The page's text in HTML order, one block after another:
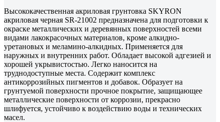
Высококачественная акриловая грунтовка SKYRON
акриловая черная SR-21002 предназначена для подготовки к
окраске металлических и деревянных поверхностей всеми
видами лакокрасочных материалов, кроме алкидно-
уретановых и меламино-алкидных. Применяется для
наружных и внутренних работ. Обладает высокой адгезией и
хорошей укрывистостью. Легко наносится на
труднодоступные места. Содержит комплекс
антикоррозийных пигментов и добавок. Образует на
грунтуемой поверхности прочное покрытие, защищающее
металлические поверхности от коррозии, прекрасно
шлифуется, устойчиво к воздействию воды и технических
масел.